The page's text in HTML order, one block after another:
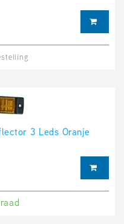
3 Leds Oranje